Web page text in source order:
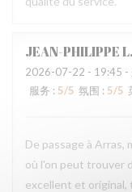
JEAN-PHILIPPEL
2026-07-22 - 19:45 -
服务 : 5/5 氛围 : 5/5
De passage à
où l'on peut trouver
excellent et original,